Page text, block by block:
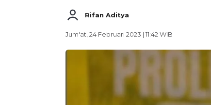
Rifan Aditya
Jum'at, 24 Februari 2023 | 11:42 WIB